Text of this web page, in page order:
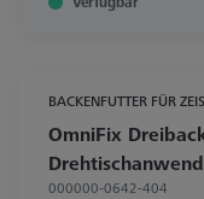
BACKENFUTTER FÜR
OmniFix
000000-0642-404